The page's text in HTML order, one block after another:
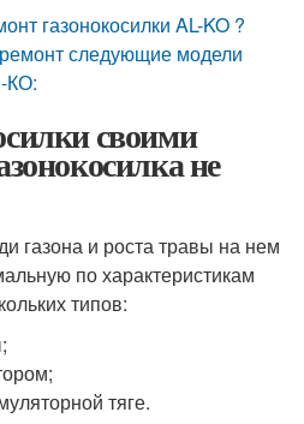
газонокосилки AL-KO ?
следующие модели
КО:
своими
не
газона и роста травы на нем
по характеристикам
типов:
тяге.